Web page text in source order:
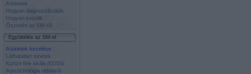
A tünetek
Hogyan diagnosztizálják
Hogyan kezelik
Őszintén az SM-ről
Együttélés az SM-el
A tünetek kezelése
Láthatatlan tünetek
Kurtze féle skála /EDSS/
A pszichológia oldaláról